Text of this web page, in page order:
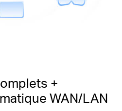
+
WAN/LAN